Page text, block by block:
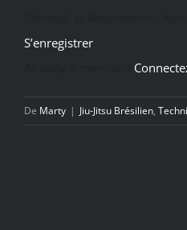
S’enregistrer
De Marty | Jiu-Jitsu Brésilien,